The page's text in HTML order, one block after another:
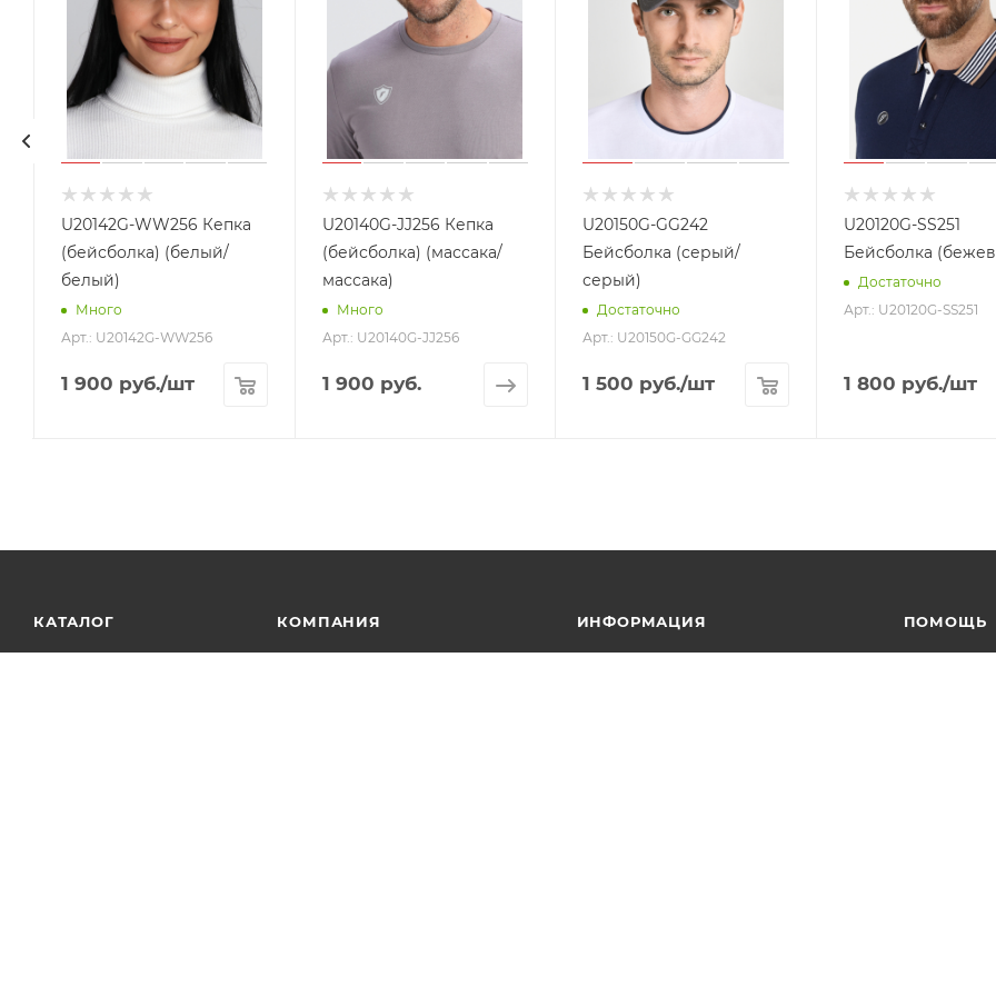
U20142G-WW256 Кепка
(бейсболка) (белый/
белый)
Много
Арт.: U20142G-WW256
1 900 руб./шт
U20140G-JJ256 Кепка
(бейсболка) (массака/
массака)
Много
Арт.: U20140G-JJ256
1 900 руб.
U20150G-GG242
Бейсболка (серый/
серый)
Достаточно
Арт.: U20150G-GG242
1 500 руб./шт
U20120G-SS251
Бейсболка
Достаточно
Арт.: U20120G-SS251
1 800 руб./шт
КАТАЛОГ КОМПАНИЯ ИНФОРМАЦИЯ ПОМОЩЬ